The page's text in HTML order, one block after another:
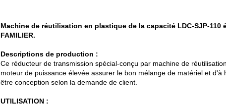
Machine de réutilisation en plastique de la capacité LDC-SJP-
FAMILIER.
Descriptions de production :
Ce réducteur de transmission spécial-conçu par machine de
moteur de puissance élevée assurer le bon mélange de matériel et
être conception selon la demande de client.
UTILISATION :